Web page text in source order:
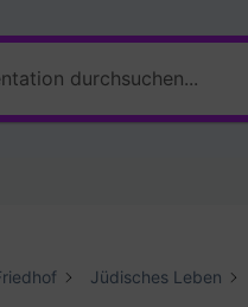
Jüdisches Leben